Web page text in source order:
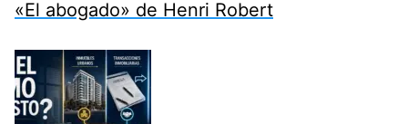
«El abogado» de Henri Robert